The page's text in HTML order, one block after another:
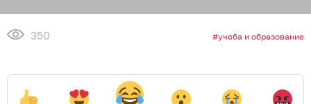
350 учеба и образование